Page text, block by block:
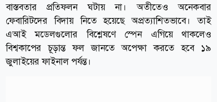
বাস্তবতার প্রতিফলন ঘটায় না। অতীতেও অনেকবার
ফেবারিটদের বিদায় নিতে হয়েছে অপ্রত্যাশিতভাবে। তাই
এআই মডেলগুলোর বিশ্লেষণে স্পেন এগিয়ে থাকলেও
বিশ্বকাপের চূড়ান্ত ফল জানতে অপেক্ষা করতে হবে ১৯
জুলাইয়ের ফাইনাল পর্যন্ত।